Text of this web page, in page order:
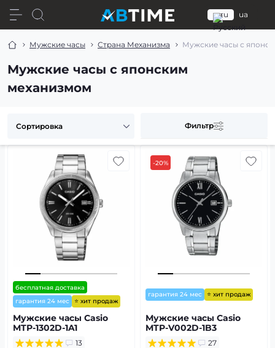
ru ua
Мужские часы Страна Механизма Мужские часы с
Мужские часы с японским
механизмом
Фильтр
бесплатная доставка
гарантия 24 мес
⭐ хит продаж
Мужские часы Casio
MTP-1302D-1A1
13
-20%
гарантия 24 мес ⭐ хит продаж
Мужские часы Casio
MTP-V002D-1B3
27